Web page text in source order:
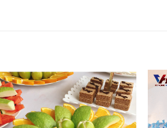
Add to
wishlist